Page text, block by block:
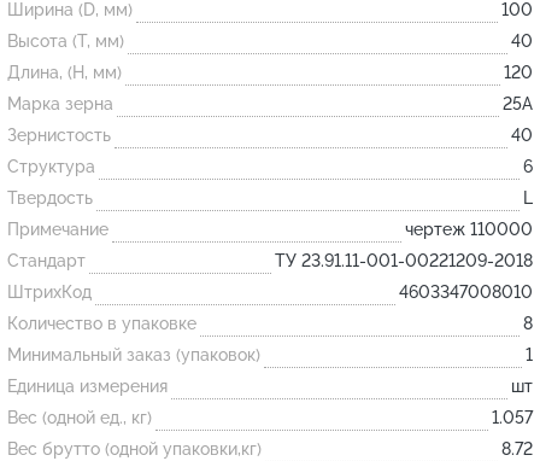
Огнеупорные
изделия
Скачать каталог
Тигель
Муфель
Черпак
Шербер
Трубка
Стержень
Пробка
Подставка
Ширина (D, мм)
100
Высота (T, мм)
40
Длина, (H, мм)
120
Марка зерна
25А
Зернистость
40
Структура
6
Твердость
L
Примечание
чертеж 110000
Стандарт
ТУ 23.91.11-001-00221209-2018
ШтрихКод
4603347008010
Количество в упаковке
8
Минимальный заказ (упаковок)
1
Единица измерения
шт
Вес (одной ед., кг)
1.057
Вес брутто (одной упаковки,кг)
8.72